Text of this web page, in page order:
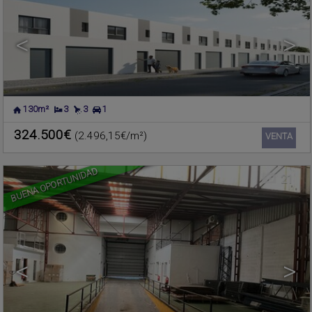
< >
Ref.. 600432
130m² 3 3 1
324.500€ (2.496,15€/m²) VENTA
BUENA OPORTUNIDAD
< >
21
FOIOS, VALENCIA
Nave industrial en venta